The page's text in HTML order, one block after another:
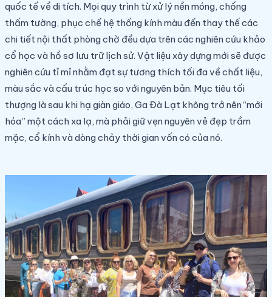
quốc tế về di tích. Mọi quy trình từ xử lý nền móng, chống
thấm tường, phục chế hệ thống kính màu đến thay thế các
chi tiết nội thất phòng chờ đều dựa trên các nghiên cứu khảo
cổ học và hồ sơ lưu trữ lịch sử. Vật liệu xây dựng mới sẽ được
nghiên cứu tỉ mỉ nhằm đạt sự tương thích tối đa về chất liệu,
màu sắc và cấu trúc học so với nguyên bản. Mục tiêu tối
thượng là sau khi hạ giàn giáo, Ga Đà Lạt không trở nên “mới
hóa” một cách xa lạ, mà phải giữ vẹn nguyên vẻ đẹp trầm
mặc, cổ kính và dòng chảy thời gian vốn có của nó.